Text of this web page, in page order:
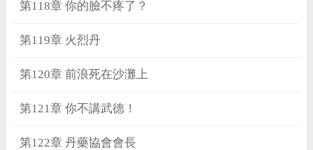
第118章 你的臉不疼了？
第119章 火烈丹
第120章 前浪死在沙灘上
第121章 你不講武德！
第122章 丹藥協會會長